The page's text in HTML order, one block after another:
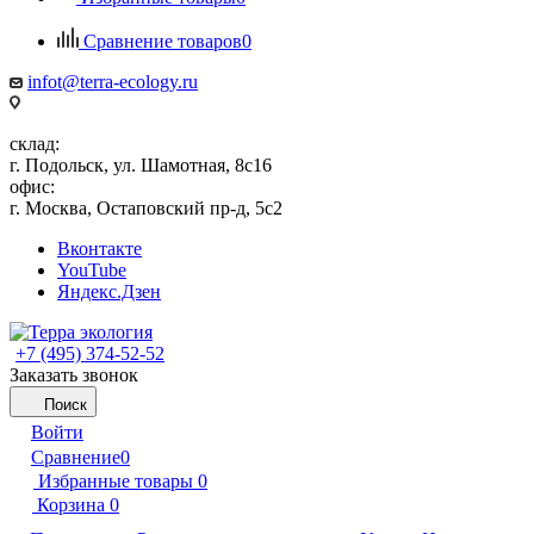
Сравнение товаров0
infot@terra-ecology.ru
склад:
г. Подольск, ул. Шамотная, 8с16
офис:
г. Москва, Остаповский пр-д, 5с2
Вконтакте
YouTube
Яндекс.Дзен
+7 (495) 374-52-52
Заказать звонок
Поиск
Войти
Сравнение0
Избранные товары 0
Корзина 0